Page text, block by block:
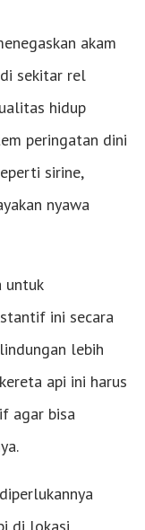
akam
sekitar rel
hidup
peringatan dini
sirine,
nyawa
untuk
ini secara
lebih
api ini harus
agar bisa